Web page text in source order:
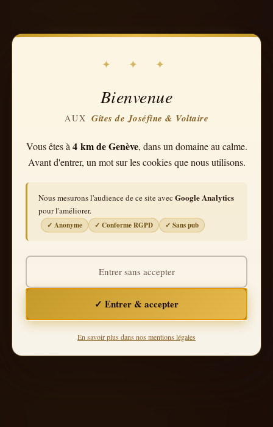
LesGîtes de Joséfine & Voltaire—Ornex (01210),
CERN/ONU/OMS, pèlerins de la
10 km du centre de Genève,
de Ferney-Voltaire. Bus Y à 400 m. Réservation
TRANSPORTS
CERN · ONU · OMS ANIMAUX
RÉSERVER MAINTENANT
INFOS PRATIQUES
✦ ✦ ✦
Bienvenue
AUXGîtes de Joséfine & Voltaire
Vous êtes à4 km de Genève, dans un domaine au calme.
Avant d'entrer, un mot sur les cookies que nous utilisons.
Nous mesurons l'audience de ce site avec Google Analytics
pour l'améliorer.
✓ Anonyme ✓ Conforme RGPD ✓ Sans pub
Entrer sans accepter
✓ Entrer & accepter
En savoir plus dans nos mentions légales